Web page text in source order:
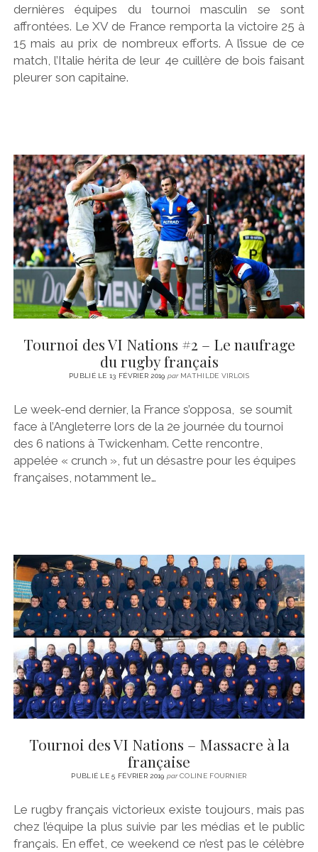
dernières équipes du tournoi masculin se sont
affrontées. Le XV de France remporta la victoire 25 à
15 mais au prix de nombreux efforts. A l’issue de ce
match, l’Italie hérita de leur 4e cuillère de bois faisant
pleurer son capitaine.
Tournoi des VI Nations #2 – Le naufrage
du rugby français
PUBLIÉ LE 13 FÉVRIER 2019 parMATHILDE VIRLOIS
Le week-end dernier, la France s’opposa, se soumit
face à l’Angleterre lors de la 2e journée du tournoi
des 6 nations à Twickenham. Cette rencontre,
appelée « crunch », fut un désastre pour les équipes
françaises, notamment le…
Tournoi des VI Nations – Massacre à la
française
PUBLIÉ LE 5 FÉVRIER 2019 parCOLINE FOURNIER
Le rugby français victorieux existe toujours, mais pas
chez l’équipe la plus suivie par les médias et le public
français. En effet, ce weekend ce n’est pas le célèbre